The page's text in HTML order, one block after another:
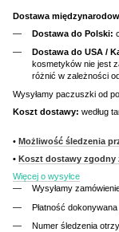
Dostawa
Dostawa do Polski:
Dostawa do USA /
kosmetyków nie jest
różnić w zależności
Wysyłamy paczuszki od
Koszt dostawy: według
• Możliwość śledzenia
• Koszt dostawy zgodny
Więcej o wysyłce
Wysyłamy
Płatność
Numer śledzenia